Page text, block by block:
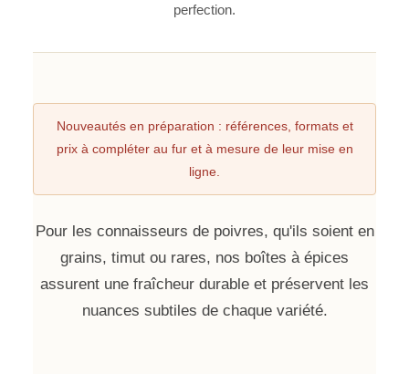
perfection.
Nouveautés en préparation : références, formats et
prix à compléter au fur et à mesure de leur mise en
ligne.
Pour les connaisseurs de poivres, qu'ils soient en
grains, timut ou rares, nos boîtes à épices
assurent une fraîcheur durable et préservent les
nuances subtiles de chaque variété.